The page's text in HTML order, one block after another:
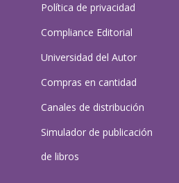
Política de privacidad
Compliance Editorial
Universidad del Autor
Compras en cantidad
Canales de distribución
Simulador de publicación
de libros